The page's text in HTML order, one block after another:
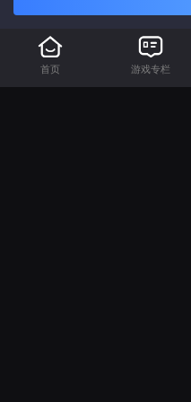
首页 游戏专栏